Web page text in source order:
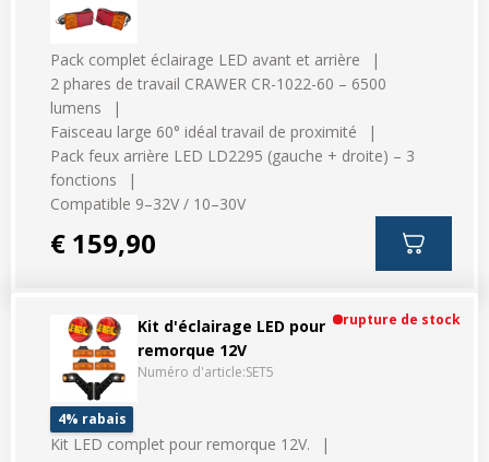
09 70 24 66 76
[email protected]
+33 6 02 07 35 61
Pack complet éclairage LED avant et arrière
2 phares de travail CRAWER CR-1022-60 – 6500
lumens
Faisceau large 60° idéal travail de proximité
Pack feux arrière LED LD2295 (gauche + droite) – 3
fonctions
Compatible 9–32V / 10–30V
€ 159,90
Kit d'éclairage LED pour
remorque 12V
Numéro d'article:SET5
rupture de stock
4% rabais
Kit LED complet pour remorque 12V.